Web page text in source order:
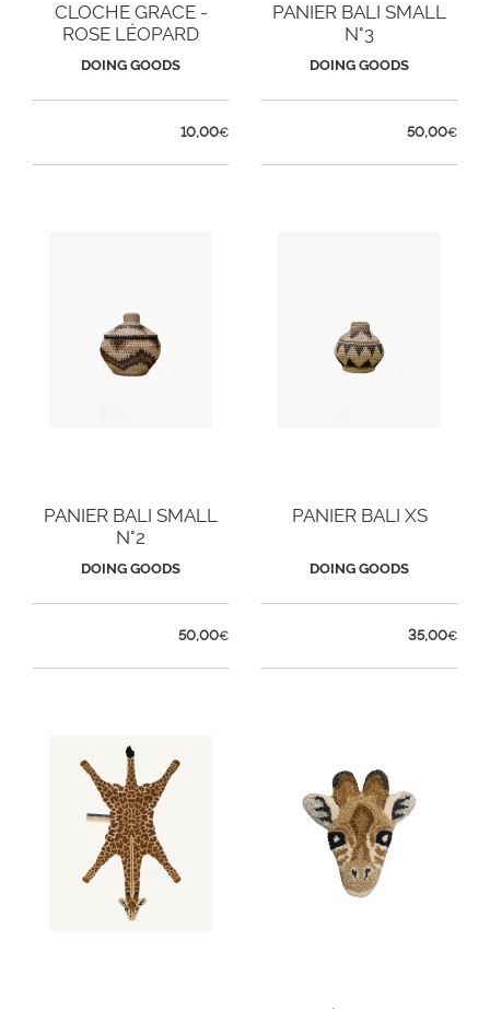
CLOCHE GRACE -
ROSE LÉOPARD
DOING GOODS
10,00€
PANIER BALI SMALL
N°3
DOING GOODS
50,00€
PANIER BALI SMALL
N°2
DOING GOODS
50,00€
PANIER BALI XS
DOING GOODS
35,00€